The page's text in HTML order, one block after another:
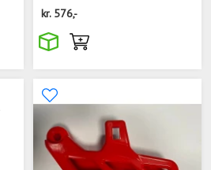
kr. 576,-